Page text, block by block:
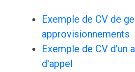
Exemple de CV de
approvisionnements
Exemple de CV d'un
d'appel